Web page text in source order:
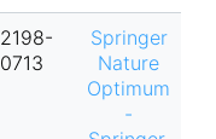
2198-
0713
Springer
Nature
Optimum
-